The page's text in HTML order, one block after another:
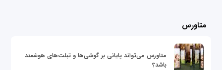
متاورس
متاورس می‌تواند پایانی بر گوشی‌ها و تبلت‌های هوشمند
باشد؟